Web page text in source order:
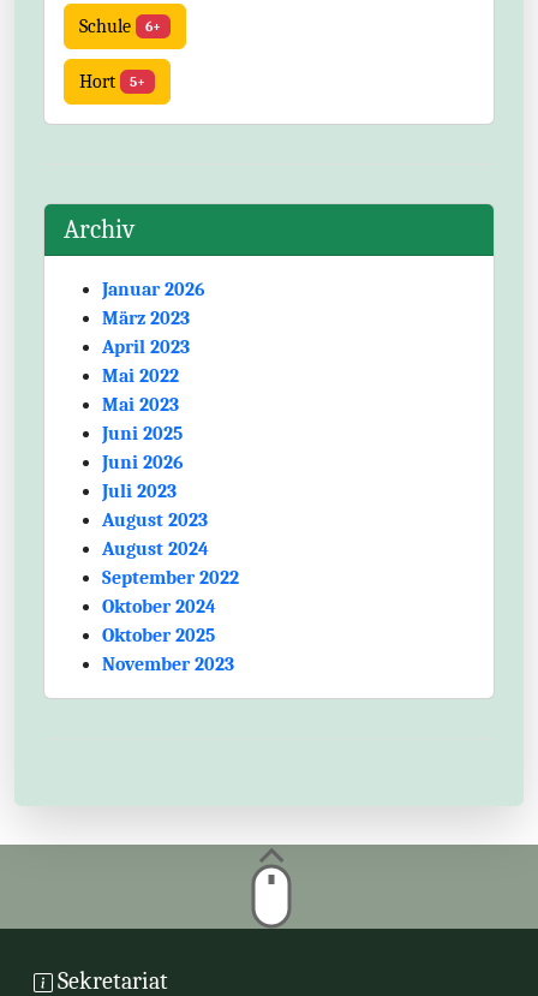
Schule 6+
Hort 5+
Archiv
Januar 2026
März 2023
April 2023
Mai 2022
Mai 2023
Juni 2025
Juni 2026
Juli 2023
August 2023
August 2024
September 2022
Oktober 2024
Oktober 2025
November 2023
Sekretariat